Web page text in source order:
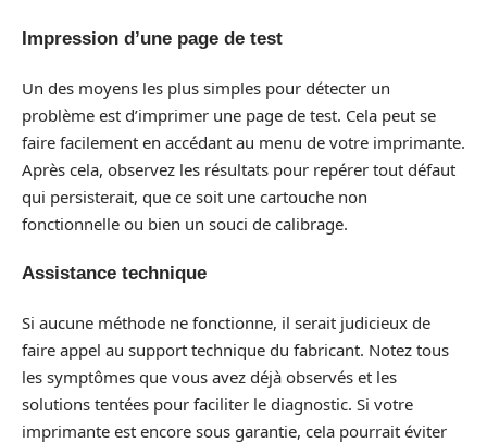
Impression d’une page de test
Un des moyens les plus simples pour détecter un
problème est d’imprimer une page de test. Cela peut se
faire facilement en accédant au menu de votre imprimante.
Après cela, observez les résultats pour repérer tout défaut
qui persisterait, que ce soit une cartouche non
fonctionnelle ou bien un souci de calibrage.
Assistance technique
Si aucune méthode ne fonctionne, il serait judicieux de
faire appel au support technique du fabricant. Notez tous
les symptômes que vous avez déjà observés et les
solutions tentées pour faciliter le diagnostic. Si votre
imprimante est encore sous garantie, cela pourrait éviter